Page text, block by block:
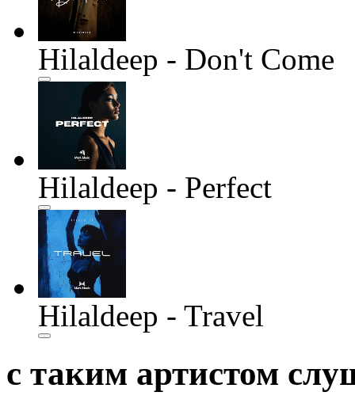
Hilaldeep - Don't Come
Hilaldeep - Perfect
Hilaldeep - Travel
с таким артистом